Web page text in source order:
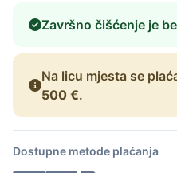
Završno čišćenje je
Na licu mjesta se
500 €.
Dostupne metode plaćanja